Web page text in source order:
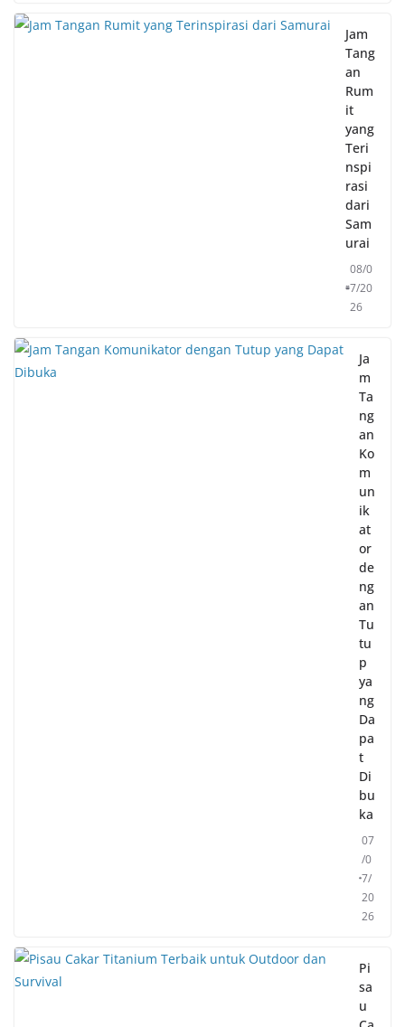
Jam
Tang
an
Rum
it
yang
Teri
nspi
rasi
dari
Sam
urai
08/0
7/20
26
Ja
m
Ta
ng
an
Ko
m
un
ik
at
or
de
ng
an
Tu
tu
p
ya
ng
Da
pa
t
Di
bu
ka
07
/0
7/
20
26
Pi
sa
u